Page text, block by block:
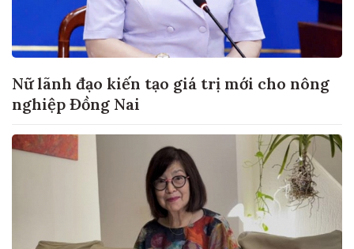
Nữ lãnh đạo kiến tạo giá trị mới cho nông
nghiệp Đồng Nai